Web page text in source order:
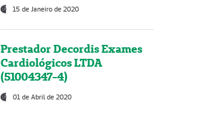
15 de Janeiro de 2020
Prestador Decordis Exames
Cardiológicos LTDA
(51004347-4)
01 de Abril de 2020